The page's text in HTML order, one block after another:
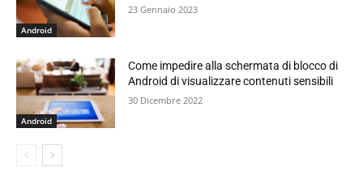
Android
23 Gennaio 2023
Android
Come impedire alla schermata di blocco di
Android di visualizzare contenuti sensibili
30 Dicembre 2022